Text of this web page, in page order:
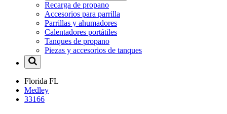
Recarga de propano
Accesorios para parrilla
Parrillas y ahumadores
Calentadores portátiles
Tanques de propano
Piezas y accesorios de tanques
Florida FL
Medley
33166